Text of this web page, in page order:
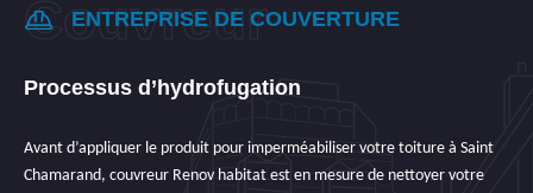
ENTREPRISE DE COUVERTURE
Processus d’hydrofugation
Avant d’appliquer le produit pour imperméabiliser votre toiture à Saint
Chamarand, couvreur Renov habitat est en mesure de nettoyer votre